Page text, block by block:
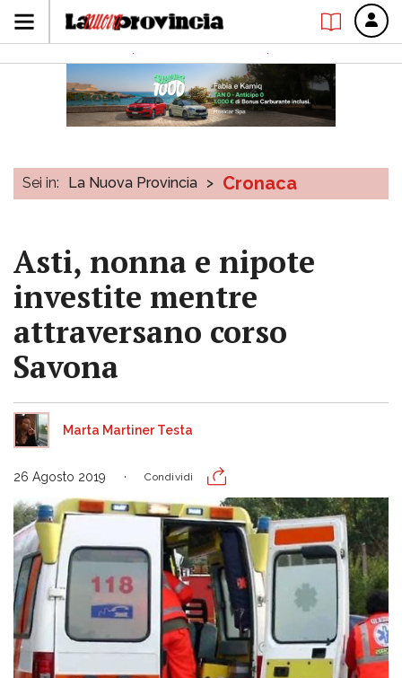
Sei in: La Nuova Provincia > Cronaca
Asti, nonna e nipote
investite mentre
attraversano corso
Savona
Marta Martiner Testa
26 Agosto 2019 Condividi